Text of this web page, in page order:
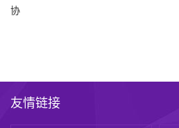
协
友情链接